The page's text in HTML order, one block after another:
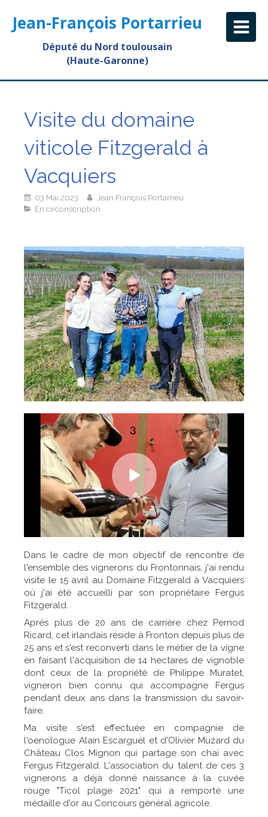
Jean-François Portarrieu
Député du Nord toulousain
(Haute-Garonne)
Visite du domaine
viticole Fitzgerald à
Vacquiers
03 Mai 2023
Jean François Portarrieu
En circonscription
Dans le cadre de mon objectif de rencontre de
l'ensemble des vignerons du Frontonnais, j'ai rendu
visite le 15 avril au Domaine Fitzgerald à Vacquiers
où j'ai été accueilli par son propriétaire Fergus
Fitzgerald.
Après plus de 20 ans de carrière chez Pernod
Ricard, cet irlandais réside à Fronton depuis plus de
25 ans et s'est reconverti dans le métier de la vigne
en faisant l'acquisition de 14 hectares de vignoble
dont ceux de la propriété de Philippe Muratet,
vigneron bien connu qui accompagne Fergus
pendant deux ans dans la transmission du savoir-
faire.
Ma visite s'est effectuée en compagnie de
l'oenologue Alain Escarguel et d'Olivier Muzard du
Château Clos Mignon qui partage son chai avec
Fergus Fitzgerald. L'association du talent de ces 3
vignerons a déjà donné naissance à la cuvée
rouge "Ticol plage 2021" qui a remporté une
médaille d'or au Concours général agricole.